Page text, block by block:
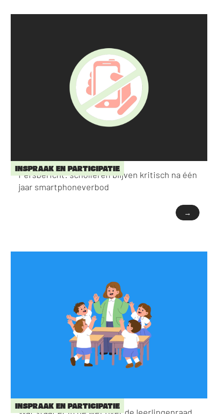
INSPRAAK EN PARTICIPATIE
Persbericht: scholieren blijven kritisch na één
jaar smartphoneverbod
→
INSPRAAK EN PARTICIPATIE